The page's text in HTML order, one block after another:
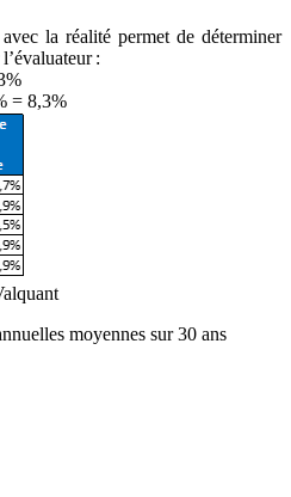
la réalité permet de déterminer
:
= 8,3%
moyennes sur 30 ans